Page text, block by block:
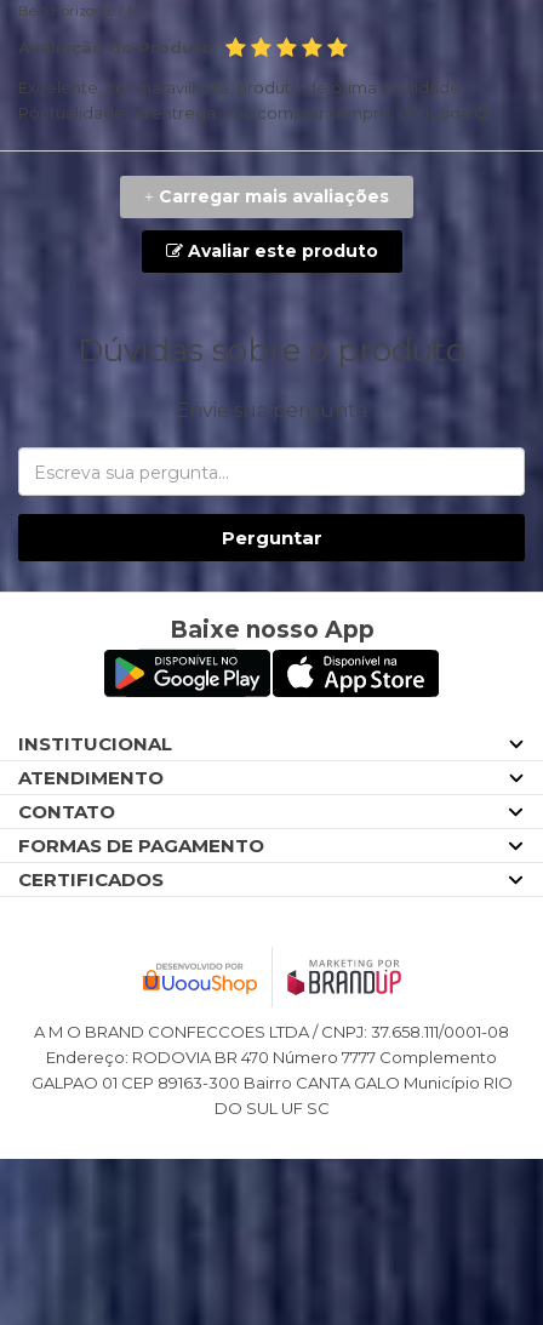
Belo Horizonte / MG
Avaliação do Produto
Excelente, cor maravilhosa, produto de ótima qualidade.
Pontualidade na entrega. Vou comprar sempre, obrigada 😊
+ Carregar mais avaliações
Avaliar este produto
Dúvidas sobre o produto
Envie sua pergunta
Perguntar
Baixe nosso App
INSTITUCIONAL
ATENDIMENTO
CONTATO
FORMAS DE PAGAMENTO
CERTIFICADOS
A M O BRAND CONFECCOES LTDA / CNPJ: 37.658.111/0001-08
Endereço: RODOVIA BR 470 Número 7777 Complemento
GALPAO 01 CEP 89163-300 Bairro CANTA GALO Município RIO
DO SUL UF SC